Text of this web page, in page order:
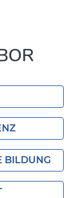
BILDUNG